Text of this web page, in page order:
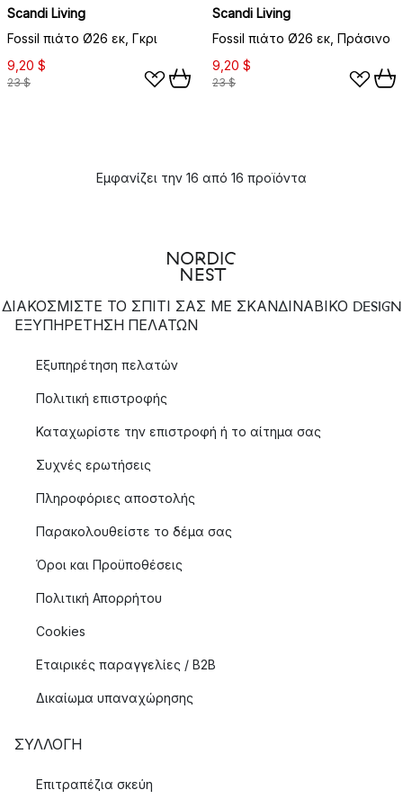
Scandi Living
Fossil πιάτο Ø26 εκ, Γκρι
9,20 $
23 $
Scandi Living
Fossil πιάτο Ø26 εκ, Πράσινο
9,20 $
23 $
Εμφανίζει την 16 από 16 προϊόντα
ΔΙΑΚΟΣΜΙΣΤΕ ΤΟ ΣΠΙΤΙ ΣΑΣ ΜΕ ΣΚΑΝΔΙΝΑΒΙΚΟ DESIGN
ΕΞΥΠΗΡΈΤΗΣΗ ΠΕΛΑΤΏΝ
Εξυπηρέτηση πελατών
Πολιτική επιστροφής
Καταχωρίστε την επιστροφή ή το αίτημα σας
Συχνές ερωτήσεις
Πληροφόριες αποστολής
Παρακολουθείστε το δέμα σας
Όροι και Προϋποθέσεις
Πολιτική Απορρήτου
Cookies
Εταιρικές παραγγελίες / B2B
Δικαίωμα υπαναχώρησης
ΣΥΛΛΟΓΉ
Επιτραπέζια σκεύη